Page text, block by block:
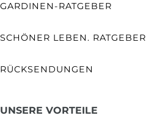
GARDINEN-RATGEBER
SCHÖNER LEBEN. RATGEBER
RÜCKSENDUNGEN
UNSERE VORTEILE